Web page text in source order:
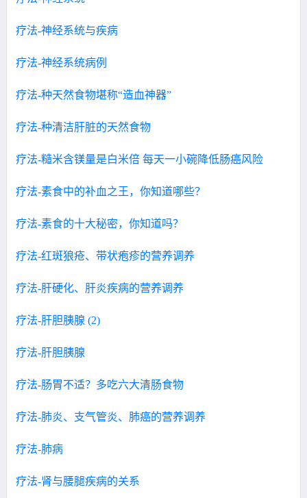
疗法-神经系统与疾病
疗法-神经系统病例
疗法-种天然食物堪称“造血神器”
疗法-种清洁肝脏的天然食物
疗法-糙米含镁量是白米倍 每天一小碗降低肠癌风险
疗法-素食中的补血之王，你知道哪些？
疗法-素食的十大秘密，你知道吗？
疗法-红斑狼疮、带状疱疹的营养调养
疗法-肝硬化、肝炎疾病的营养调养
疗法-肝胆胰腺 (2)
疗法-肝胆胰腺
疗法-肠胃不适？多吃六大清肠食物
疗法-肺炎、支气管炎、肺癌的营养调养
疗法-肺病
疗法-肾与腰腿疾病的关系